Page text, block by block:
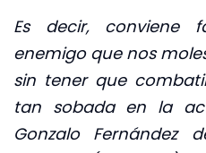
Es decir, conviene
enemigo que nos
sin tener que
tan sobada en la
Gonzalo Fernández